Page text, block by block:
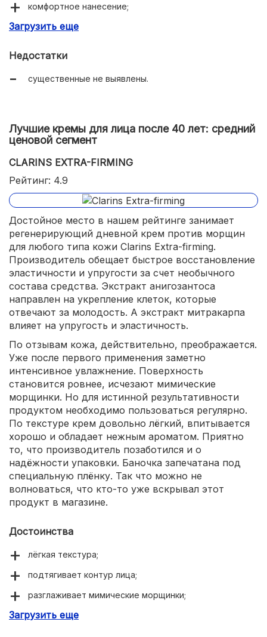
комфортное нанесение;
подходит в качестве базы под макияж.
Загрузить еще
Недостатки
существенные не выявлены.
Лучшие кремы для лица после 40 лет: средний
ценовой сегмент
CLARINS EXTRA-FIRMING
Рейтинг: 4.9
Достойное место в нашем рейтинге занимает
регенерирующий дневной крем против морщин
для любого типа кожи Clarins Extra-firming.
Производитель обещает быстрое восстановление
эластичности и упругости за счет необычного
состава средства. Экстракт анигозантоса
направлен на укрепление клеток, которые
отвечают за молодость. А экстракт митракарпа
влияет на упругость и эластичность.
По отзывам кожа, действительно, преображается.
Уже после первого применения заметно
интенсивное увлажнение. Поверхность
становится ровнее, исчезают мимические
морщинки. Но для истинной результативности
продуктом необходимо пользоваться регулярно.
По текстуре крем довольно лёгкий, впитывается
хорошо и обладает нежным ароматом. Приятно
то, что производитель позаботился и о
надёжности упаковки. Баночка запечатана под
специальную плёнку. Так что можно не
волноваться, что кто-то уже вскрывал этот
продукт в магазине.
Достоинства
лёгкая текстура;
подтягивает контур лица;
разглаживает мимические морщинки;
обеспечивает лифтинг-эффект после регулярного
Загрузить еще